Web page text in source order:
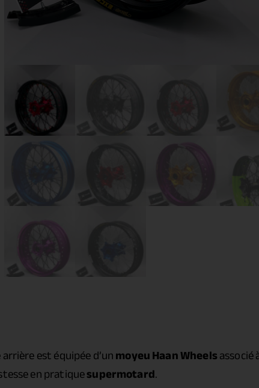
est équipée d’unmoyeu Haan Wheelsassocié
en pratiquesupermotard.